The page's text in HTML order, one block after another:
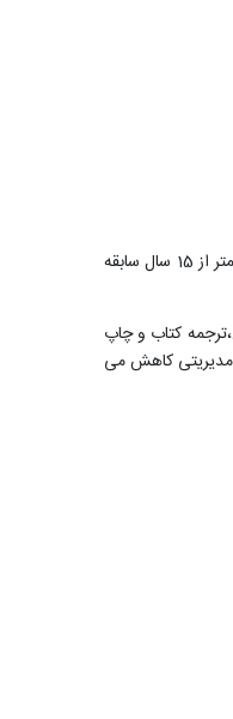
، برای تصدی هر یک از سطوح مدیریتی،در مورد زنان و کارمندان کمتر از 15 سال سابقه
کتاب و چاپ
مدیریتی کاهش می